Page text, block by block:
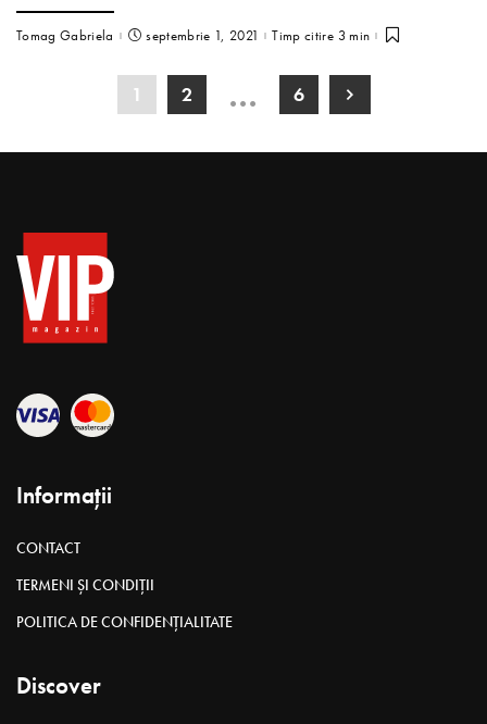
Tomag Gabriela septembrie 1, 2021 Timp citire 3 min
1 2 … 6
Informații
CONTACT
TERMENI ȘI CONDIȚII
POLITICA DE CONFIDENȚIALITATE
Discover